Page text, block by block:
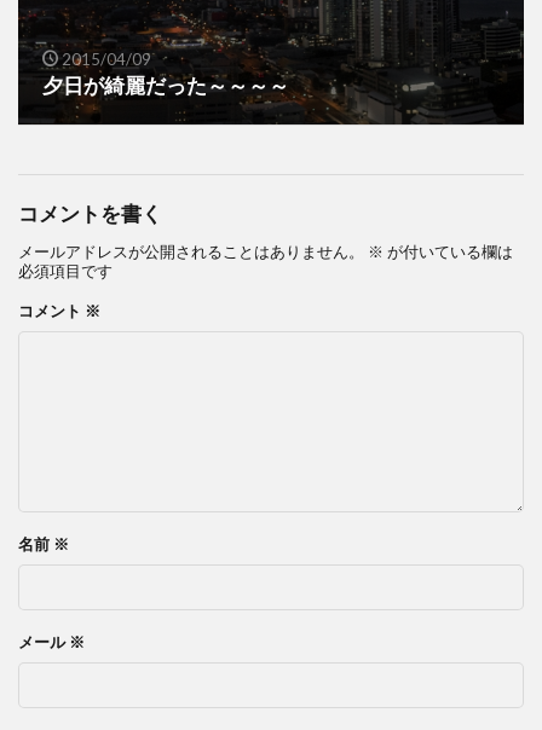
2015/04/09
夕日が綺麗だった～～～～
コメントを書く
メールアドレスが公開されることはありません。 ※ が付いている欄は
必須項目です
コメント ※
名前 ※
メール ※